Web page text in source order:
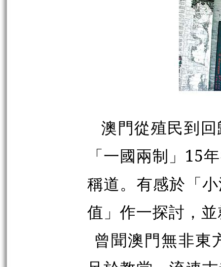
澳門從殖民到
「一國兩制」15
稱道。有感於「
值」作一探討，
曾聞澳門無非東